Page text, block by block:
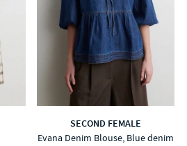
SECOND FEMALE
Evana Denim Blouse, Blue denim